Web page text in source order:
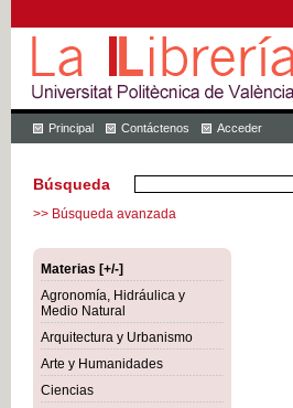
Principal Contáctenos Acceder
Búsqueda
>> Búsqueda avanzada
Materias [+/-]
Agronomía, Hidráulica y
Medio Natural
Arquitectura y Urbanismo
Arte y Humanidades
Ciencias